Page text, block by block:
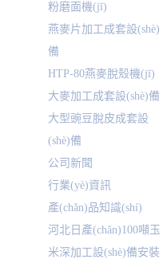
粉磨面機(jī)
燕麥片加工成套設(shè)
備
HTP-80燕麥脫殼機(jī)
大麥加工成套設(shè)備
大型豌豆脫皮成套設
(shè)備
公司新聞
行業(yè)資訊
產(chǎn)品知識(shí)
河北日產(chǎn)100噸玉
米深加工設(shè)備安裝